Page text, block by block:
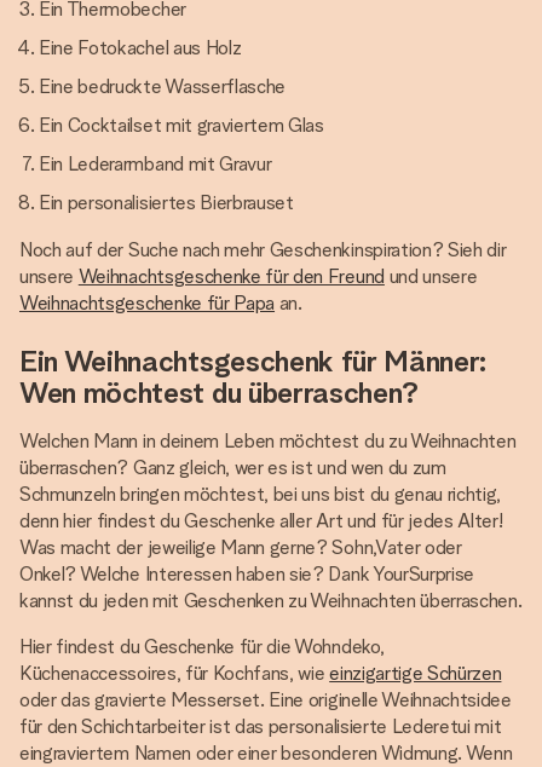
Ein Thermobecher
Eine Fotokachel aus Holz
Eine bedruckte Wasserflasche
Ein Cocktailset mit graviertem Glas
Ein Lederarmband mit Gravur
Ein personalisiertes Bierbrauset
Noch auf der Suche nach mehr Geschenkinspiration? Sieh dir
unsere Weihnachtsgeschenke für den Freund und unsere
Weihnachtsgeschenke für Papa an.
Ein Weihnachtsgeschenk für Männer:
Wen möchtest du überraschen?
Welchen Mann in deinem Leben möchtest du zu Weihnachten
überraschen? Ganz gleich, wer es ist und wen du zum
Schmunzeln bringen möchtest, bei uns bist du genau richtig,
denn hier findest du Geschenke aller Art und für jedes Alter!
Was macht der jeweilige Mann gerne? Sohn,Vater oder
Onkel? Welche Interessen haben sie? Dank YourSurprise
kannst du jeden mit Geschenken zu Weihnachten überraschen.
Hier findest du Geschenke für die Wohndeko,
Küchenaccessoires, für Kochfans, wieeinzigartige Schürzen
oder das gravierte Messerset. Eine originelle Weihnachtsidee
für den Schichtarbeiter ist das personalisierte Lederetui mit
eingraviertem Namen oder einer besonderen Widmung. Wenn